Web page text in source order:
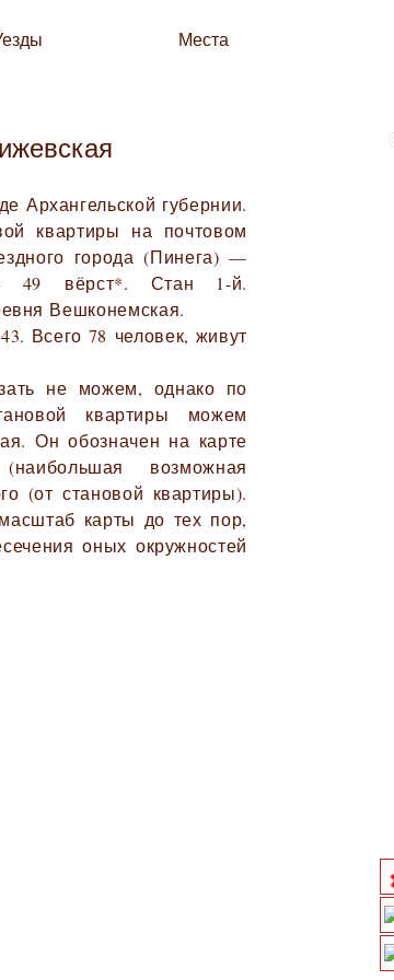
Места
Архангельской губернии.
квартиры на почтовом
города (Пинега) —
49 вёрст*. Стан 1-й.
Вешконемская.
Всего 78 человек, живут
не можем, однако по
квартиры можем
Он обозначен на карте
возможная
(от становой квартиры).
карты до тех пор,
оных окружностей